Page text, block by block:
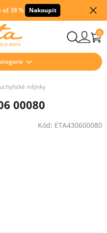
38 % Nakoupit
0
mlýnky
00080
Kód: ETA430600080